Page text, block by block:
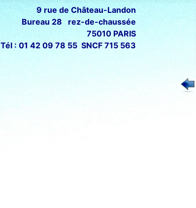
9 rue de Château-Landon
Bureau 28 rez-de-chaussée
75010 PARIS
Tél : 01 42 09 78 55 SNCF 715 563